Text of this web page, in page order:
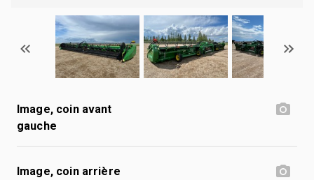
Image, coin avant
gauche
Image, coin arrière